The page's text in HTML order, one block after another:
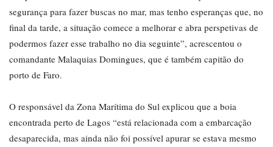
segurança para fazer buscas no mar, mas tenho esperanças que, no
final da tarde, a situação comece a melhorar e abra perspetivas de
podermos fazer esse trabalho no dia seguinte”, acrescentou o
comandante Malaquias Domingues, que é também capitão do
porto de Faro.
O responsável da Zona Marítima do Sul explicou que a boia
encontrada perto de Lagos “está relacionada com a embarcação
desaparecida, mas ainda não foi possível apurar se estava mesmo